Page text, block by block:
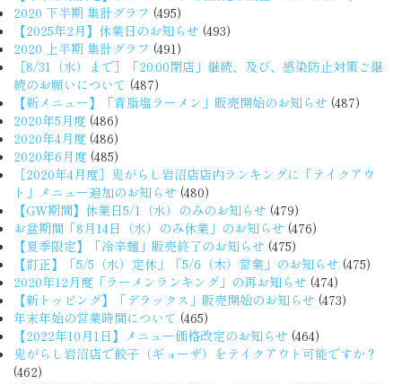
2020 下半期 集計グラフ (495)
【2025年2月】休業日のお知らせ (493)
2020 上半期 集計グラフ (491)
［8/31（水）まで］「20:00閉店」継続、及び、感染防止対策ご継
続のお願いについて (487)
【新メニュー】「背脂塩ラーメン」販売開始のお知らせ (487)
2020年5月度 (486)
2020年4月度 (486)
2020年6月度 (485)
［2020年4月度］鬼がらし岩沼店店内ランキングに「テイクアウ
ト」メニュー追加のお知らせ (480)
【GW期間】休業日5/1（水）のみのお知らせ (479)
お盆期間「8月14日（水）のみ休業」のお知らせ (476)
【夏季限定】「冷辛麺」販売終了のお知らせ (475)
【訂正】「5/5（水）定休」「5/6（木）営業」のお知らせ (475)
2020年12月度「ラーメンランキング」の再お知らせ (474)
【新トッピング】「デラックス」販売開始のお知らせ (473)
年末年始の営業時間について (465)
【2022年10月1日】メニュー価格改定のお知らせ (464)
鬼がらし岩沼店で餃子（ギョーザ）をテイクアウト可能ですか？
(462)